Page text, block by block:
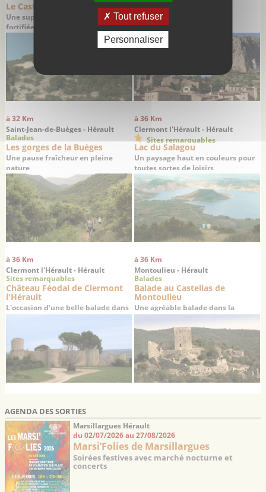
Le Castellas de Montpeyroux
Une superbe enceinte médiévale
fortifiée
Saint-Jean-de-Buèges
Un village hors du temps
à 32 Km
Saint-Jean-de-Buèges - Hérault
Balades
Les gorges de la Buèges
Une pause fraîcheur en pleine
nature
à 36 Km
Clermont l'Hérault - Hérault
Sites remarquables
Lac du Salagou
Un paysage haut en couleurs pour
toutes sortes de loisirs
à 36 Km
Clermont l'Hérault - Hérault
Sites remarquables
Château Féodal de Clermont
l'Hérault
L'occasion d'une belle balade dans
la vallée de l'Hérault
à 36 Km
Montoulieu - Hérault
Balades
Balade au Castellas de
Montoulieu
Une agréable balade dans la
garrigue à la découverte des ruines
d’un château médiéval du 12ème
AGENDA DES SORTIES
Marsillargues Hérault
du 02/07/2026 au 27/08/2026
Marsi’Folies de Marsillargues
Soirées festives avec marché nocturne et
concerts
Tout refuser
Personnaliser